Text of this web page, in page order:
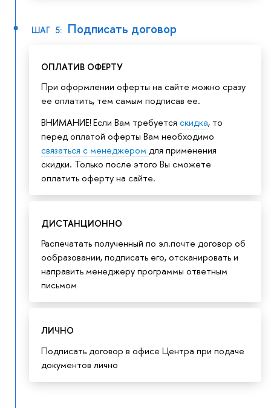
ШАГ 5:Подписать договор
ОПЛАТИВ ОФЕРТУ
При оформлении оферты на сайте можно сразу
ее оплатить, тем самым подписав ее.
ВНИМАНИЕ! Если Вам требуется скидка, то
перед оплатой оферты Вам необходимо
связаться с менеджером для применения
скидки. Только после этого Вы сможете
оплатить оферту на сайте.
ДИСТАНЦИОННО
Распечатать полученный по эл.почте договор об
ообразовании, подписать его, отсканировать и
направить менеджеру программы ответным
письмом
ЛИЧНО
Подписать договор в офисе Центра при подаче
документов лично